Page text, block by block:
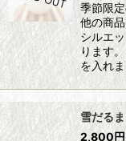
季節限
他の商
シルエ
ります
を入れ
雪だる
2,800円